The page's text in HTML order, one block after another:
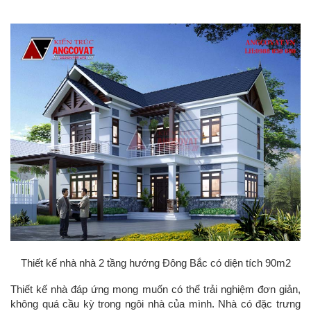
Thiết kế nhà nhà 2 tầng hướng Đông Bắc có diện tích 90m2
Thiết kế nhà đáp ứng mong muốn có thể trải nghiệm đơn giản,
không quá cầu kỳ trong ngôi nhà của mình. Nhà có đặc trưng